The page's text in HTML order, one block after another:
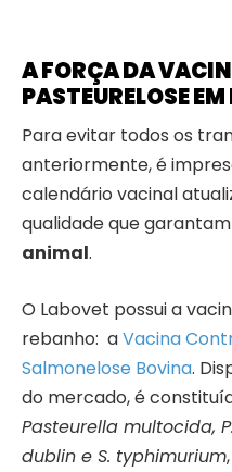
A FORÇA DA
PASTEURELOSE
Para evitar todos os
anteriormente, é
calendário vacinal
qualidade que
animal.
O Labovet possui a
rebanho: aVacina
Salmonelose Bovina.
do mercado, é
Pasteurella multocida,
dublin e S. typhimurium